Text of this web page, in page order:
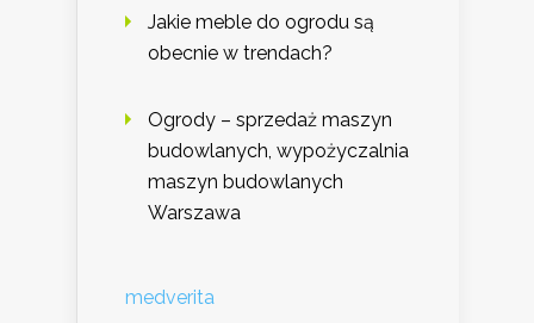
Jakie meble do ogrodu są
obecnie w trendach?
Ogrody – sprzedaż maszyn
budowlanych, wypożyczalnia
maszyn budowlanych
Warszawa
medverita